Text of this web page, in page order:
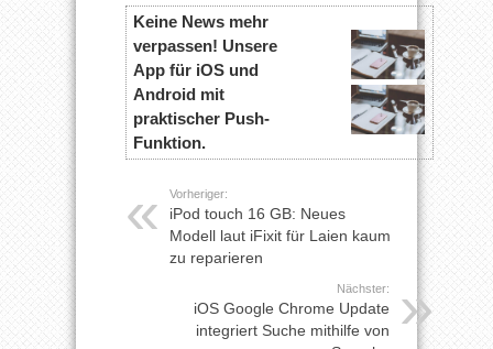
Keine News mehr
verpassen! Unsere
App für iOS und
Android mit
praktischer Push-
Funktion.
Vorheriger:
iPod touch 16 GB: Neues
Modell laut iFixit für Laien kaum
zu reparieren
Nächster:
iOS Google Chrome Update
integriert Suche mithilfe von